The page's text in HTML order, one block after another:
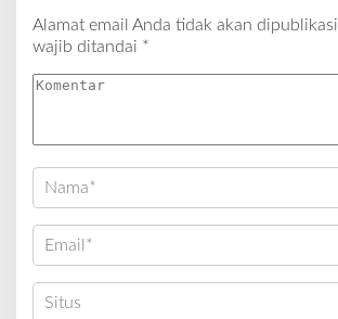
Alamat email Anda tidak akan
wajib ditandai *